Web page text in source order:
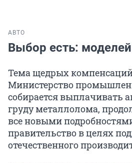
АВТО
Выбор есть:
Тема щедрых
Министерство
собирается выплачивать
груду металлолома,
все новыми
правительство в целях
отечественного